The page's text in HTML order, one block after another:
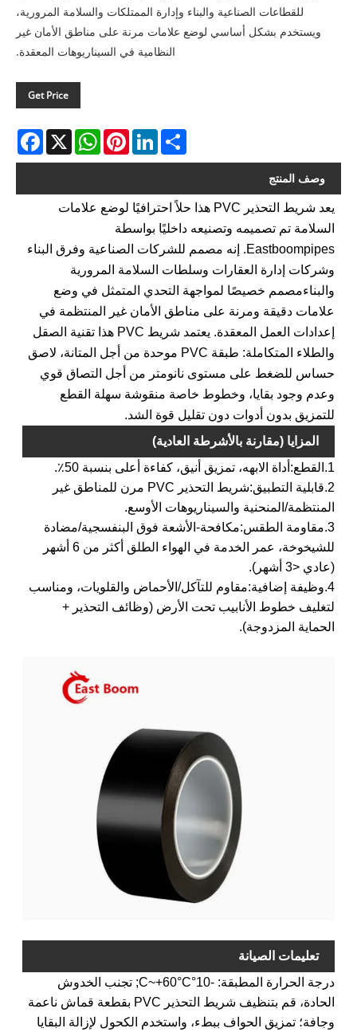
للقطاعات الصناعية والبناء وإدارة الممتلكات والسلامة المرورية،
ويستخدم بشكل أساسي لوضع علامات مرنة على مناطق الأمان غير
النظامية في السيناريوهات المعقدة.
Get Price
X
WhatsAppPinterestLinkedInShare
وصف المنتج
يعد شريط التحذير PVC هذا حلاً احترافيًا لوضع علامات
السلامة تم تصميمه وتصنيعه داخليًا بواسطة
Eastboompipes. إنه مصمم للشركات الصناعية وفرق البناء
وشركات إدارة العقارات وسلطات السلامة المرورية
والبناءمصمم خصيصًا لمواجهة التحدي المتمثل في وضع
علامات دقيقة ومرنة على مناطق الأمان غير المنتظمة في
إعدادات العمل المعقدة. يعتمد شريط PVC هذا تقنية الصقل
والطلاء المتكاملة: طبقة PVC موحدة من أجل المتانة، لاصق
حساس للضغط على مستوى نانومتر من أجل التصاق قوي
وعدم وجود بقايا، وخطوط خاصة منقوشة سهلة القطع
للتمزيق بدون أدوات دون تقليل قوة الشد.
المزايا (مقارنة بالأشرطة العادية)
1. القطع: أداة الابهه، تمزيق أنيق، كفاءة أعلى بنسبة 50٪.
2. قابلية التطبيق:
شريط التحذير PVC مرن للمناطق غير
المنتظمة/المنحنية والسيناريوهات الأوسع.
3. مقاومة الطقس:مكافحة- الأشعة فوق البنفسجية/مضادة
للشيخوخة، عمر الخدمة في الهواء الطلق أكثر من 6 أشهر
(عادي <3 أشهر).
4. وظيفة إضافية:مقاوم للتآكل/الأحماض والقلويات، ومناسب
لتغليف خطوط الأنابيب تحت الأرض (وظائف التحذير +
الحماية المزدوجة).
تعليمات الصيانة
درجة الحرارة المطبقة: -10°C~+60°C; تجنب الخدوش
الحادة، قم بتنظيف شريط التحذير PVC بقطعة قماش ناعمة
وجافة؛ تمزيق الحواف ببطء، واستخدم الكحول لإزالة البقايا